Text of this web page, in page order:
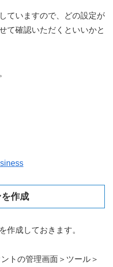
ていますので、どの設定が
て確認いただくといいかと
作成
作成しておきます。
トの管理画面＞ツール＞